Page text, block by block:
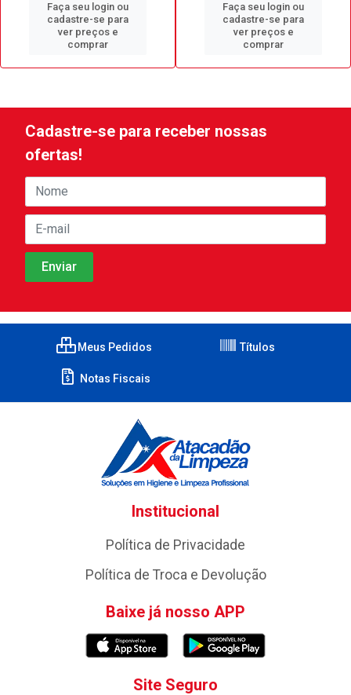
Faça seu login ou
cadastre-se para
ver preços e
comprar
Faça seu login ou
cadastre-se para
ver preços e
comprar
Cadastre-se para receber nossas
ofertas!
Meus Pedidos Títulos
Notas Fiscais
Institucional
Política de Privacidade
Política de Troca e Devolução
Baixe já nosso APP
Site Seguro